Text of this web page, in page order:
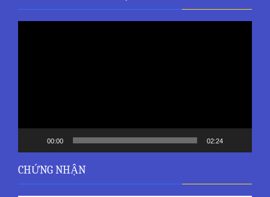
00:00 02:24
CHỨNG NHẬN